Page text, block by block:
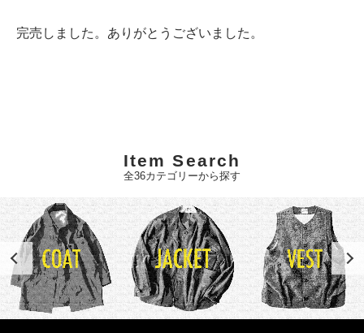
完売しました。ありがとうございました。
Item Search
全36カテゴリーから探す